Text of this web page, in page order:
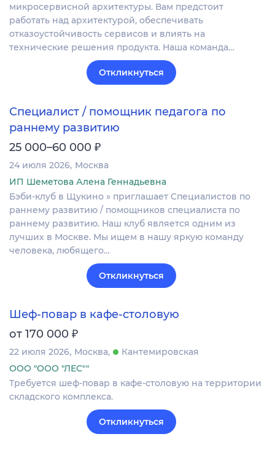
микросервисной архитектуры. Вам предстоит
работать над архитектурой, обеспечивать
отказоустойчивость сервисов и влиять на
технические решения продукта. Наша команда…
Откликнуться
Специалист / помощник педагога по
раннему развитию
25 000–60 000 ₽
24 июля 2026 Москва
ИП Шеметова Алена Геннадьевна
Бэби-клуб в Щукино » приглашает Cпециалистов по
раннему развитию / помощников специалиста по
раннему развитию. Наш клуб является одним из
лучших в Москве. Мы ищем в нашу яркую команду
человека, любящего…
Откликнуться
Шеф-повар в кафе-столовую
от 170 000 ₽
22 июля 2026 Москва
Кантемировская
ООО "ООО "ЛЕС""
Требуется шеф-повар в кафе-столовую на территории
складского комплекса.
Откликнуться